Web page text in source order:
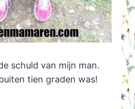
schuld van mijn man.
tien graden was!